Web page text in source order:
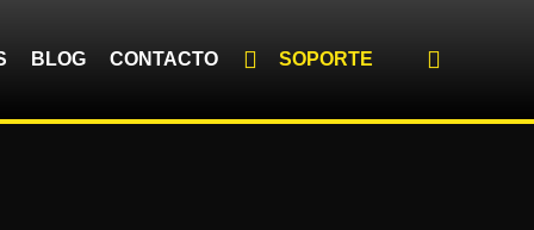
BLOG CONTACTO SOPORTE